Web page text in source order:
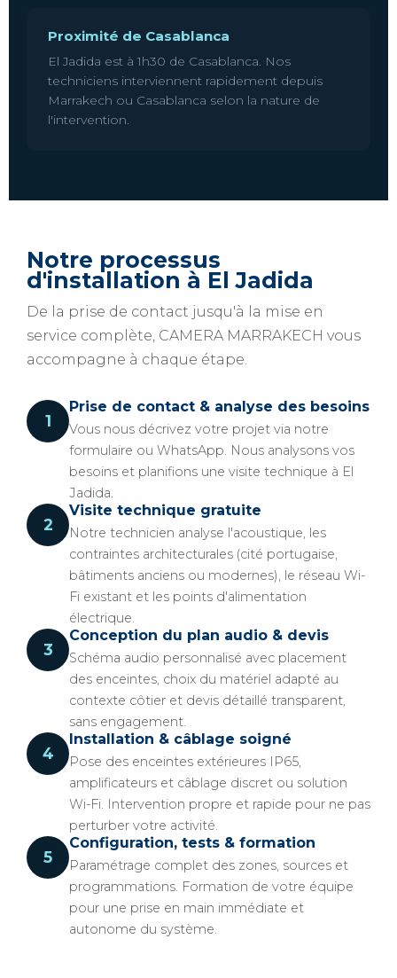
Proximité de Casablanca
El Jadida est à 1h30 de Casablanca. Nos
techniciens interviennent rapidement depuis
Marrakech ou Casablanca selon la nature de
l'intervention.
Notre processus
d'installation à El Jadida
De la prise de contact jusqu'à la mise en
service complète, CAMERA MARRAKECH vous
accompagne à chaque étape.
1
Prise de contact & analyse des besoins
Vous nous décrivez votre projet via notre
formulaire ou WhatsApp. Nous analysons vos
besoins et planifions une visite technique à El
Jadida.
2
Visite technique gratuite
Notre technicien analyse l'acoustique, les
contraintes architecturales (cité portugaise,
bâtiments anciens ou modernes), le réseau Wi-
Fi existant et les points d'alimentation
électrique.
3
Conception du plan audio & devis
Schéma audio personnalisé avec placement
des enceintes, choix du matériel adapté au
contexte côtier et devis détaillé transparent,
sans engagement.
4
Installation & câblage soigné
Pose des enceintes extérieures IP65,
amplificateurs et câblage discret ou solution
Wi-Fi. Intervention propre et rapide pour ne pas
perturber votre activité.
5
Configuration, tests & formation
Paramétrage complet des zones, sources et
programmations. Formation de votre équipe
pour une prise en main immédiate et
autonome du système.